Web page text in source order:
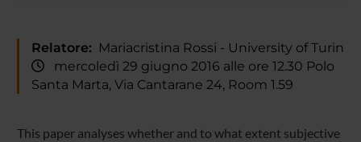
Relatore: Mariacristina Rossi - University of Turin
mercoledì 29 giugno 2016 alle ore 12.30 Polo
Santa Marta, Via Cantarane 24, Room 1.59
This paper analyses whether and to what extent subjective